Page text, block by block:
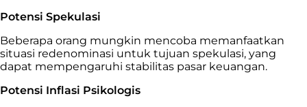
Potensi Spekulasi
Beberapa orang mungkin mencoba memanfaatkan
situasi redenominasi untuk tujuan spekulasi, yang
dapat mempengaruhi stabilitas pasar keuangan.
Potensi Inflasi Psikologis